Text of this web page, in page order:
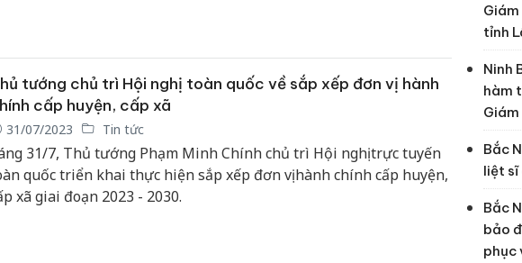
tướng chủ trì Hội nghị toàn quốc về sắp xếp đơn vị hành
cấp huyện, cấp xã
31/07/2023 Tin tức
31/7, Thủ tướng Phạm Minh Chính chủ trì Hội nghị trực tuyến
quốc triển khai thực hiện sắp xếp đơn vị hành chính cấp huyện,
xã giai đoạn 2023 - 2030.
tỉnh
Ninh
hàm
Bắc
liệt sĩ
Bắc
bảo
phục